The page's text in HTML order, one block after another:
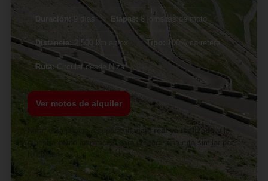
Duración: 9 días Etapas: 8 jornadas de moto
Distancia: 2.500 km aprox. Tipo: 100% carretera
Ruta: Circular desde Niza
Ver motos de alquiler
Nota: esta página recupera un viaje real ya realizado y lo
muestra como inspiración para preparar una ruta similar por
tu cuenta.